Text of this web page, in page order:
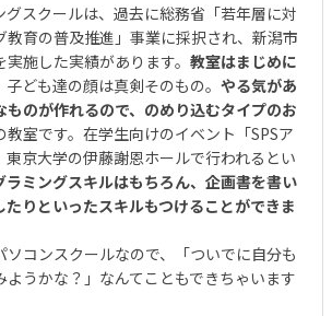
グスクールは、過去に総務省「若年層に対
教育の普及推進」事業に採択され、新潟市
施した実績があります。 教室はまじめに
子ども達の顔は真剣そのもの。 やる気があ
ものが作れるので、のめり込むタイプのお
教室です。在学生向けのイベント「SPSア
東京大学の伊藤謝恩ホールで行われるとい
ラミングスキルはもちろん、企画書を書い
たりといったスキルもつけることができま
コンスクールなので、「ついでに自分も
ようかな？」なんてこともできちゃいます